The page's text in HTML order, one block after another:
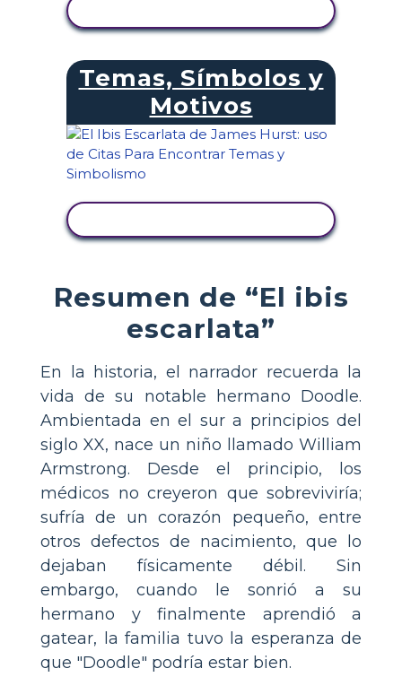
Temas, Símbolos y
Motivos
Resumen de “El ibis
escarlata”
En la historia, el narrador recuerda la
vida de su notable hermano Doodle.
Ambientada en el sur a principios del
siglo XX, nace un niño llamado William
Armstrong. Desde el principio, los
médicos no creyeron que sobreviviría;
sufría de un corazón pequeño, entre
otros defectos de nacimiento, que lo
dejaban físicamente débil. Sin
embargo, cuando le sonrió a su
hermano y finalmente aprendió a
gatear, la familia tuvo la esperanza de
que "Doodle" podría estar bien.